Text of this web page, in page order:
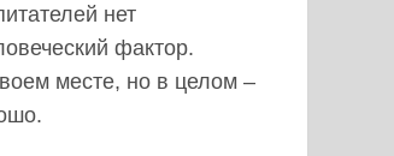
нет
фактор.
месте, но в целом –